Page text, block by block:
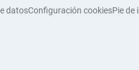
datosConfiguración cookiesPie de